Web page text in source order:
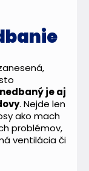
je aj
. Nejde len
ako mach
problémov,
ventilácia či